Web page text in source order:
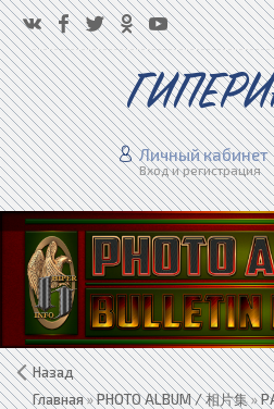
Личный кабинет
Вход и регистрация
Назад
Главная»PHOTO ALBUM / 相片集»